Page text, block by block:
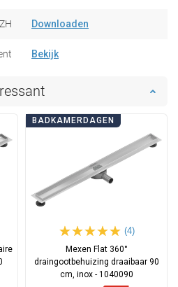
Downloaden
Bekijk
BADKAMERDAGEN
(4)
Mexen Flat 360°
draingootbehuizing draaibaar 90
cm, inox - 1040090